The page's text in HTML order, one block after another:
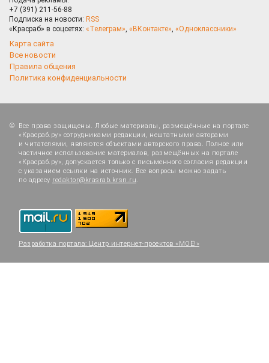
+7 (391) 211-56-88
Подписка на новости: RSS
«Красраб» в соцсетях: «Телеграм», «ВКонтакте», «Одноклассники»
Карта сайта
Все новости
Правила общения
Политика конфиденциальности
Все права защищены. Любые материалы, размещённые на портале
«Красраб.ру» сотрудниками редакции, нештатными авторами
и читателями, являются объектами авторского права. Полное или
частичное использование материалов, размещённых на портале
«Красраб.ру», допускается только с письменного согласия редакции
с указанием ссылки на источник. Все вопросы можно задать
по адресу redaktor@krasrab.krsn.ru.
Разработка портала: Центр интернет-проектов «МОЁ!»